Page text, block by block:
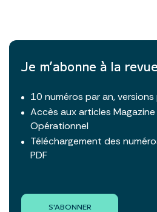
Je m’abonne à la
10 numéros par an,
Accès aux articles
Opérationnel
Téléchargement des
PDF
S'ABONNER